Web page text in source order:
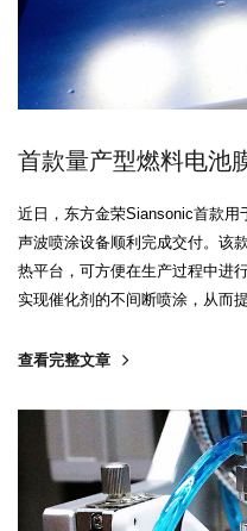
首款量产型燃料电池
近日，东方金荣Siansonic首款用
声波喷涂设备顺利完成交付。该
热平台，可方便在生产过程中进
实现催化剂的不间断喷涂，从而
查看完整文章